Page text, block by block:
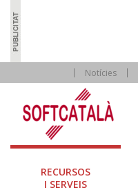
Notícies
RECURSOS
I SERVEIS